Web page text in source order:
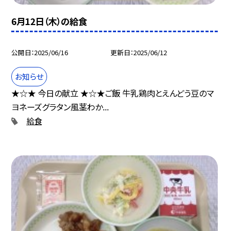
6月12日（木）の給食
公開日 2025/06/16 更新日 2025/06/12
お知らせ
★☆★ 今日の献立 ★☆★ご飯 牛乳鶏肉とえんどう豆のマ
ヨネーズグラタン風茎わか...
給食